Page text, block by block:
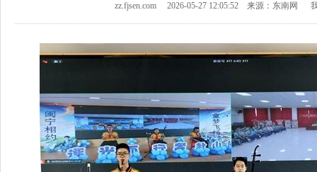
zz.fjsen.com 2026-05-27 12:05:52 来源：东南网